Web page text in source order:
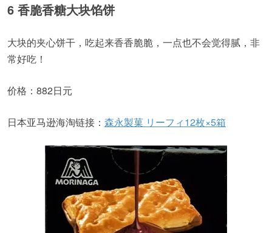
6 香脆香糖大块馅饼
大块的夹心饼干，吃起来香香脆脆，一点也不会觉得腻，非
常好吃！
价格：882日元
日本亚马逊海淘链接： 森永製菓 リーフィ12枚×5箱